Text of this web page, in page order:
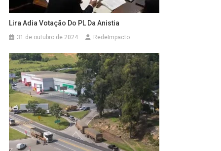
Lira Adia Votação Do PL Da Anistia
31 de outubro de 2024 RedeImpacto